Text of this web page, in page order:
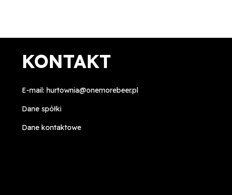
KONTAKT
E-mail:hurtownia@onemorebeer.pl
Dane spółki
Dane kontaktowe